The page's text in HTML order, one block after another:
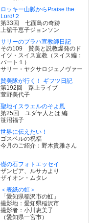
ロッキー山脈からPraise the
Lord!２
第33回 七面鳥の奇跡
上舘千恵子ジョンソン
サリーのプラハ宣教師日記
その109 賛美と説教爆発のド
イツ・スイス宣教（スイス編：
パート１）
サリー・ヤクサロジェノヴァー
賛美隊が行く！ ギフツ日記
第192回 路上ライブ
萱野美代子
聖地イスラエルのそよ風
第25回 ユダヤ人とは 編
笹沼福子
世界に伝えたい！
ゴスペルの祝福
今月のご紹介：野木貴雅さん
礎の石フォトエッセイ
ザンビア、ルサカより
ザイオン・ムタレ
＜表紙の虹＞
「愛知県稲沢市の虹」
撮影地：愛知県稲沢市
撮影者：小川恵美子
（愛知県一宮市）